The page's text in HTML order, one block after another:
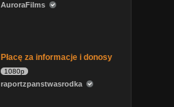
AuroraFilms
Płacę za informacje i donosy
1080p
raportzpanstwasrodka